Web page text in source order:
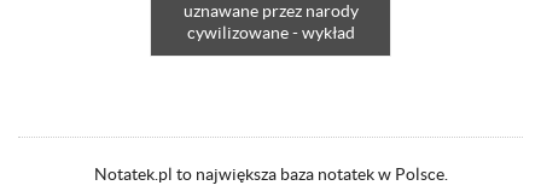
uznawane przez narody
cywilizowane - wykład
Notatek.pl to największa baza notatek w Polsce.